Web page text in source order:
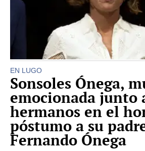
EN LUGO
Sonsoles Ónega,
emocionada junto
hermanos en el
póstumo a su
Fernando Ónega